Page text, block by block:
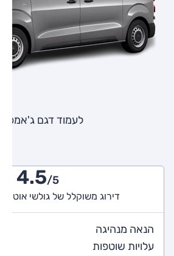
לעמוד דגם ג'אמפי
4.5/5
דירוג משוקלל של גולשי אוטו (2 חוות דעת)
הנאה מנהיגה
עלויות שוטפות